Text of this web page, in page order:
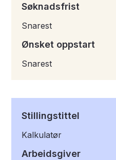
Søknadsfrist
Snarest
Ønsket oppstart
Snarest
Stillingstittel
Kalkulatør
Arbeidsgiver